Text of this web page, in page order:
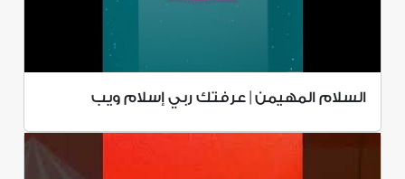
السلام المهيمن | عرفتك ربي إسلام ويب